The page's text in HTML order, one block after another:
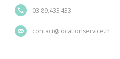
03.89.433.433
contact@locationservice.fr